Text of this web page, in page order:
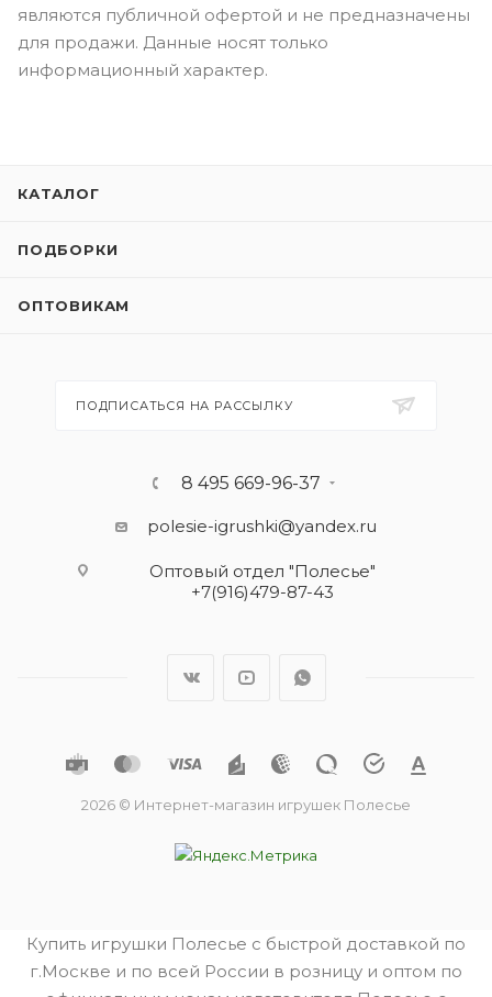
являются публичной офертой и не предназначены
для продажи. Данные носят только
информационный характер.
КАТАЛОГ
ПОДБОРКИ
ОПТОВИКАМ
ПОДПИСАТЬСЯ НА РАССЫЛКУ
8 495 669-96-37
polesie-igrushki@yandex.ru
Оптовый отдел "Полесье"
+7(916)479-87-43
2026 © Интернет-магазин игрушек Полесье
Купить игрушки Полесье с быстрой доставкой по
г.Москве и по всей России в розницу и оптом по